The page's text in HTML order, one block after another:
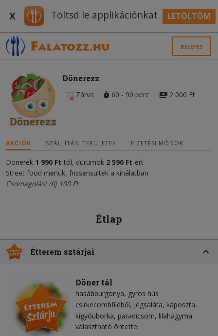
X Töltsd le applikációnkat LETÖLTÖM
BELÉPÉS
Dönerezz
Zárva 60 - 90 perc 2 000 Ft
AKCIÓK SZÁLLÍTÁSI TERÜLETEK FIZETÉSI MÓDOK
Dönerek 1 990 Ft-tól, dürümök 2 590 Ft-ért
Street food menük, frissensültek a kínálatban
Csomagolási díj 100 Ft
Étlap
Étterem sztárjai
Döner tál
hasábburgonya gyros hús
csirkecombfiléből jégsaláta káposzta
kígyóuborka paradicsom lilahagyma
választható öntettel